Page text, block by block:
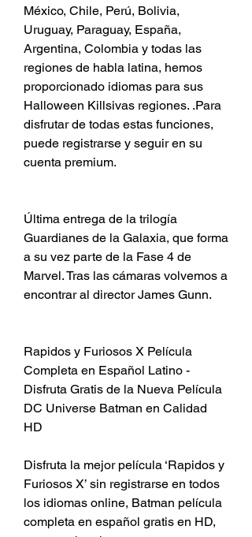
México, Chile, Perú, Bolivia,
Uruguay, Paraguay, España,
Argentina, Colombia y todas las
regiones de habla latina, hemos
proporcionado idiomas para sus
Halloween Killsivas regiones. .Para
disfrutar de todas estas funciones,
puede registrarse y seguir en su
cuenta premium.
Última entrega de la trilogía
Guardianes de la Galaxia, que forma
a su vez parte de la Fase 4 de
Marvel. Tras las cámaras volvemos a
encontrar al director James Gunn.
Rapidos y Furiosos X Película
Completa en Español Latino -
Disfruta Gratis de la Nueva Película
DC Universe Batman en Calidad
HD
Disfruta la mejor película ‘Rapidos y
Furiosos X’ sin registrarse en todos
los idiomas online, Batman película
completa en español gratis en HD,